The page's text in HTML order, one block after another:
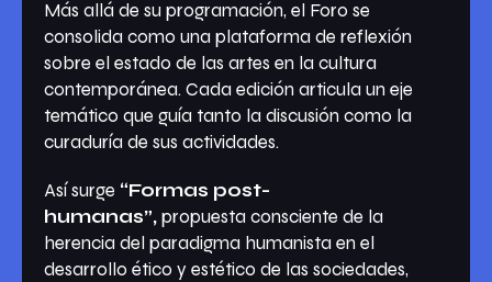
Más allá de su programación, el Foro se
consolida como una plataforma de reflexión
sobre el estado de las artes en la cultura
contemporánea. Cada edición articula un eje
temático que guía tanto la discusión como la
curaduría de sus actividades.
Así surge “Formas post-
humanas”,propuesta consciente de la
herencia del paradigma humanista en el
desarrollo ético y estético de las sociedades,